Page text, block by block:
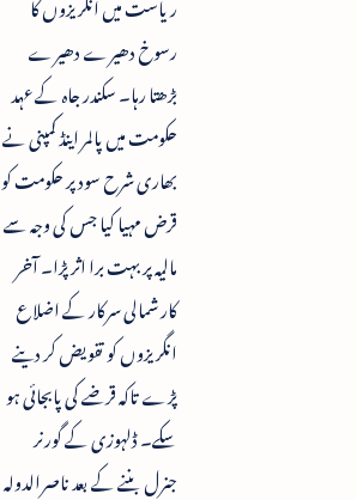
رسوخ دھیرے دھیرے
بڑھتا رہا۔ سکندر جاہ کے عہد
حکومت میں پالمر اینڈ کمپنی نے
بھاری شرح سود پر حکومت کو
قرض مہیا کیا جس کی وجہ سے
مالیہ پر بہت برا اثر پڑا۔ آخر
کار شمالی سرکار کے اضلاع
انگریزوں کو تفویض کر دینے
پڑے تاکہ قرضے کی پابجائی ہو
سکے۔ ڈلہوزی کے گورنر
جنرل بننے کے بعد ناصرالدولہ